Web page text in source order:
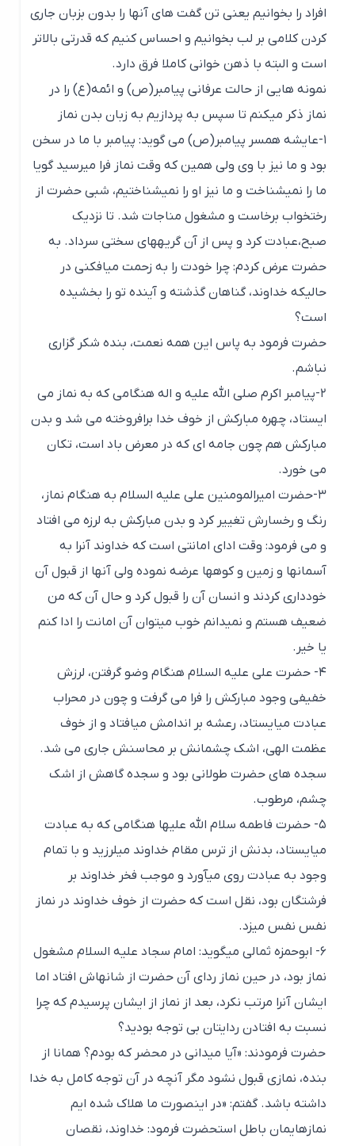
افراد را بخوانیم یعنی تن گفت های آنها را بدون بزبان جاری
کردن کلامی بر لب بخوانیم و احساس کنیم که قدرتی بالاتر
است و البته با ذهن خوانی کاملا فرق دارد.
نمونه هایی از حالت عرفانی پیامبر(ص) و ائمه(ع) را در
نماز ذکر میکنم تا سپس به پردازیم به زبان بدن نماز
۱-عایشه همسر پیامبر(ص) می گوید: پیامبر با ما در سخن
بود و ما نیز با وی ولی همین که وقت نماز فرا می­رسید گویا
ما را نمی­شناخت و ما نیز او را نمی­شناختیم، شبی حضرت از
رختخواب برخاست و مشغول مناجات شد. تا نزدیک
صبح،عبادت کرد و پس از آن گریه­های سختی سرداد. به
حضرت عرض کردم: چرا خودت را به زحمت می­افکنی در
حالیکه خداوند، گناهان گذشته و آینده تو را بخشیده
است؟
حضرت فرمود به پاس این همه نعمت، بنده شکر گزاری
نباشم.
۲-پیامبر اکرم صلی الله علیه و اله هنگامی که به نماز می
ایستاد، چهره مبارکش از خوف خدا برافروخته می شد و بدن
مبارکش هم چون جامه ای که در معرض باد است، تکان
می خورد.
۳-حضرت امیرالمومنین علی علیه السلام به هنگام نماز،
رنگ و رخسارش تغییر کرد و بدن مبارکش به لرزه می افتاد
و می فرمود: وقت ادای امانتی است که خداوند آنرا به
آسمانها و زمین و کوهها عرضه نموده ولی آنها از قبول آن
خودداری کردند و انسان آن را قبول کرد و حال آن که من
ضعیف هستم و نمی­دانم خوب می­توان آن امانت را ادا کنم
یا خیر.
۴- حضرت علی علیه السلام هنگام وضو گرفتن، لرزش
خفیفی وجود مبارکش را فرا می گرفت و چون در محراب
عبادت می­ایستاد، رعشه بر اندامش می­افتاد و از خوف
عظمت الهی، اشک چشمانش بر محاسنش جاری می شد.
سجده های حضرت طولانی بود و سجده گاهش از اشک
چشم، مرطوب.
۵- حضرت فاطمه سلام الله علیها هنگامی که به عبادت
می­ایستاد، بدنش از ترس مقام خداوند می­لرزید و با تمام
وجود به عبادت روی می­آورد و موجب فخر خداوند بر
فرشتگان بود، نقل است که حضرت از خوف خداوند در نماز
نفس نفس می­زد.
۶- ابوحمزه ثمالی می­گوید: امام سجاد علیه السلام مشغول
نماز بود، در حین نماز ردای آن حضرت از شانه­اش افتاد اما
ایشان آنرا مرتب نکرد، بعد از نماز از ایشان پرسیدم که چرا
نسبت به افتادن ردایتان بی توجه بودید؟
حضرت فرمودند: «آیا می­دانی در محضر که بودم؟ همانا از
بنده، نمازی قبول نشود مگر آنچه در آن توجه کامل به خدا
داشته باشد. گفتم: «در اینصورت ما هلاک شده ­ایم
نمازهایمان باطل استحضرت فرمود: خداوند، نقصان